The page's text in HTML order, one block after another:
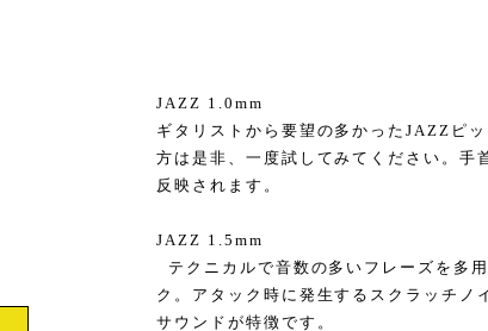
JAZZ 1.0mm
ギタリストから要望の多かったJAZZピ
方は是非、一度試してみてください。手
反映されます。
JAZZ 1.5mm
テクニカルで音数の多いフレーズを多
ク。アタック時に発生するスクラッチノ
サウンドが特徴です。